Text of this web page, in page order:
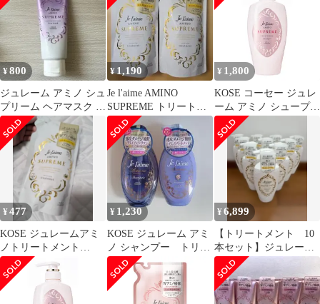
り なめらか つめかえ
350mL ローズ&ジャス
ミンの香り 詰替え用
350ミリリットル (x 1)
¥800
ジュレーム アミノ シュ
プリーム ヘアマスク ツ
ヤツヤ
¥ 1,190
Je l'aime AMINO
SUPREME トリートメ
ント 詰替 2個
¥ 1,800
KOSE コーセー ジュレ
ーム アミノ シュープリ
ーム シャンプー (ベル
ベットメロウ) しっと
り なめらか 本体
500mL ローズ&ジャス
ミンの香り) 500ミリリ
ットル (x 1) [シャンプ
ー]
¥477
KOSE ジュレームアミ
ノトリートメント
350ml
¥ 1,230
KOSE ジュレーム アミ
ノ シャンプー トリー
トメント ヘアケア 美
容
¥6,899
【トリートメント 10
本セット】ジュレーム
アミノシュープリーム